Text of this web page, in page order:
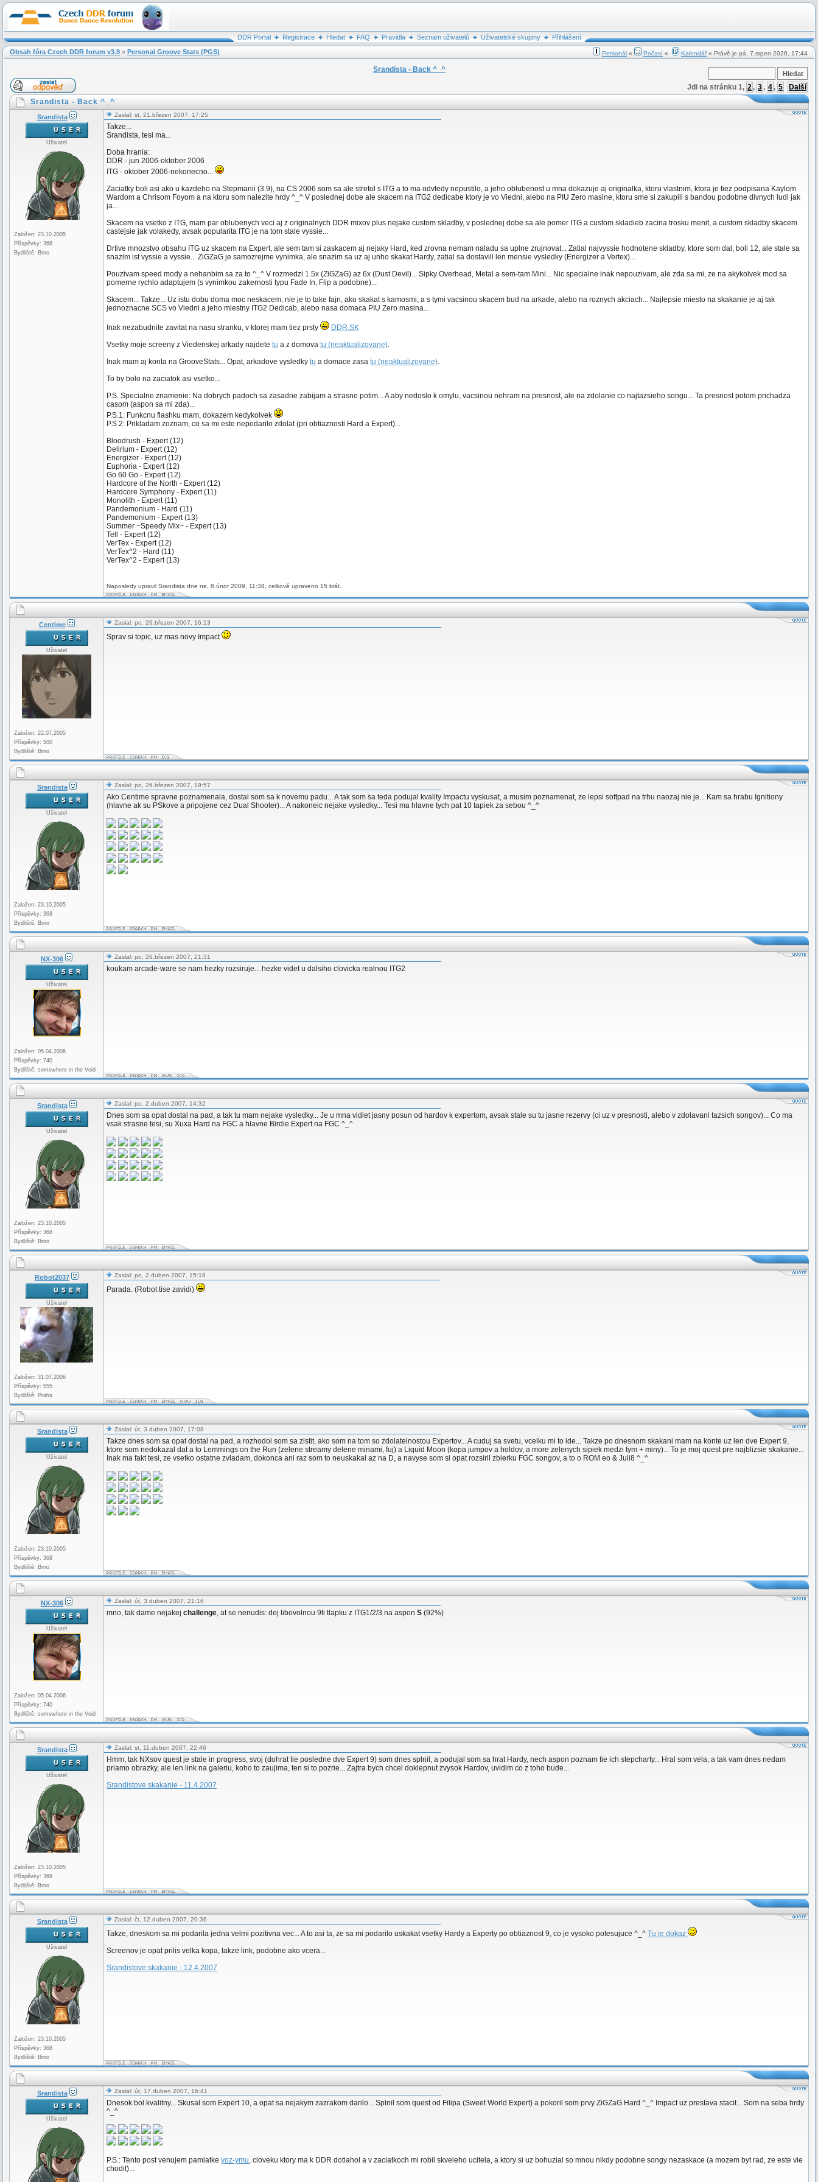
DDR Portal Registrace Hledat FAQ Pravidla Seznam uživatelů Uživatelské skupiny
Přihlášení
Obsah fóra Czech DDR forum v3.9 » Personal Groove Stats (PGS) Personál « Počasí « Kalendář« Právě je pá, 7.srpen 2026, 17:44
Srandista - Back ^_^
Jdi na stránku 1, 2 , 3 , 4 , 5
Další
Srandista - Back ^_^
Srandista
Uživatel
Založen: 23.10.2005
Příspěvky: 368
Bydliště: Brno
Zaslal: st, 21.březen 2007, 17:25
Takze...
Srandista, tesi ma...
Doba hrania:
DDR - jun 2006-oktober 2006
ITG - oktober 2006-nekonecno...
Zaciatky boli asi ako u kazdeho na Stepmanii (3.9), na CS 2006 som sa ale stretol s ITG a to ma odvtedy nepustilo, a jeho oblubenost u mna dokazuje aj originalka, ktoru vlastnim, ktora je tiez podpisana Kaylom
Wardom a Chrisom Foyom a na ktoru som nalezite hrdy ^_^ V poslednej dobe ale skacem na ITG2 dedicabe ktory je vo Viedni, alebo na PIU Zero masine, ktoru sme si zakupili s bandou podobne divnych ludi jak
ja...
Skacem na vsetko z ITG, mam par oblubenych veci aj z originalnych DDR mixov plus nejake custom skladby, v poslednej dobe sa ale pomer ITG a custom skladieb zacina trosku menit, a custom skladby skacem
castejsie jak volakedy, avsak popularita ITG je na tom stale vyssie...
Drtive mnozstvo obsahu ITG uz skacem na Expert, ale sem tam si zaskacem aj nejaky Hard, ked zrovna nemam naladu sa uplne zrujnovat... Zatial najvyssie hodnotene skladby, ktore som dal, boli 12, ale stale sa
snazim ist vyssie a vyssie... ZiGZaG je samozrejme vynimka, ale snazim sa uz aj unho skakat Hardy, zatial sa dostavili len mensie vysledky (Energizer a Vertex)...
Pouzivam speed mody a nehanbim sa za to ^_^ V rozmedzi 1.5x (ZiGZaG) az 6x (Dust Devil)... Sipky Overhead, Metal a sem-tam Mini... Nic specialne inak nepouzivam, ale zda sa mi, ze na akykolvek mod sa
pomerne rychlo adaptujem (s vynimkou zakernosti typu Fade In, Flip a podobne)...
Skacem... Takze... Uz istu dobu doma moc neskacem, nie je to take fajn, ako skakat s kamosmi, a s tymi vacsinou skacem bud na arkade, alebo na roznych akciach... Najlepsie miesto na skakanie je aj tak
jednoznacne SCS vo Viedni a jeho miestny ITG2 Dedicab, alebo nasa domaca PIU Zero masina...
Inak nezabudnite zavitat na nasu stranku, v ktorej mam tiez prsty
DDR.SK
Vsetky moje screeny z Viedenskej arkady najdete tu a z domova tu (neaktualizovane).
Inak mam aj konta na GrooveStats... Opat, arkadove vysledky tu a domace zasa tu (neaktualizovane).
To by bolo na zaciatok asi vsetko...
P.S. Specialne znamenie: Na dobrych padoch sa zasadne zabijam a strasne potim... A aby nedoslo k omylu, vacsinou nehram na presnost, ale na zdolanie co najtazsieho songu... Ta presnost potom prichadza
casom (aspon sa mi zda)...
P.S.1: Funkcnu flashku mam, dokazem kedykolvek
P.S.2: Prikladam zoznam, co sa mi este nepodarilo zdolat (pri obtiaznosti Hard a Expert)...
Bloodrush - Expert (12)
Delirium - Expert (12)
Energizer - Expert (12)
Euphoria - Expert (12)
Go 60 Go - Expert (12)
Hardcore of the North - Expert (12)
Hardcore Symphony - Expert (11)
Monolith - Expert (11)
Pandemonium - Hard (11)
Pandemonium - Expert (13)
Summer ~Speedy Mix~ - Expert (13)
Tell - Expert (12)
VerTex - Expert (12)
VerTex^2 - Hard (11)
VerTex^2 - Expert (13)
Naposledy upravil Srandista dne ne, 8.únor 2009, 11:38, celkově upraveno 15 krát.
Centime
Uživatel
Založen: 22.07.2005
Příspěvky: 500
Bydliště: Brno
Zaslal: po, 26.březen 2007, 16:13
Sprav si topic, uz mas novy Impact
Srandista
Uživatel
Založen: 23.10.2005
Příspěvky: 368
Bydliště: Brno
Zaslal: po, 26.březen 2007, 19:57
Ako Centime spravne poznamenala, dostal som sa k novemu padu... A tak som sa teda podujal kvality Impactu vyskusat, a musim poznamenat, ze lepsi softpad na trhu naozaj nie je... Kam sa hrabu Ignitiony
(hlavne ak su PSkove a pripojene cez Dual Shooter)... A nakoneic nejake vysledky... Tesi ma hlavne tych pat 10 tapiek za sebou ^_^
NX-306
Uživatel
Založen: 05.04.2006
Příspěvky: 740
Bydliště: somewhere in the Void
Zaslal: po, 26.březen 2007, 21:31
koukam arcade-ware se nam hezky rozsiruje... hezke videt u dalsiho clovicka realnou ITG2
Srandista
Uživatel
Založen: 23.10.2005
Příspěvky: 368
Bydliště: Brno
Zaslal: po, 2.duben 2007, 14:32
Dnes som sa opat dostal na pad, a tak tu mam nejake vysledky... Je u mna vidiet jasny posun od hardov k expertom, avsak stale su tu jasne rezervy (ci uz v presnosti, alebo v zdolavani tazsich songov)... Co ma
vsak strasne tesi, su Xuxa Hard na FGC a hlavne Birdie Expert na FGC ^_^
Robot2037
Uživatel
Založen: 31.07.2006
Příspěvky: 555
Bydliště: Praha
Zaslal: po, 2.duben 2007, 15:18
Parada. (Robot tise zavidi)
Srandista
Uživatel
Založen: 23.10.2005
Příspěvky: 368
Bydliště: Brno
Zaslal: út, 3.duben 2007, 17:08
Takze dnes som sa opat dostal na pad, a rozhodol som sa zistit, ako som na tom so zdolatelnostou Expertov... A cuduj sa svetu, vcelku mi to ide... Takze po dnesnom skakani mam na konte uz len dve Expert 9,
ktore som nedokazal dat a to Lemmings on the Run (zelene streamy delene minami, fuj) a Liquid Moon (kopa jumpov a holdov, a more zelenych sipiek medzi tym + miny)... To je moj quest pre najblizsie skakanie...
Inak ma fakt tesi, ze vsetko ostatne zvladam, dokonca ani raz som to neuskakal az na D, a navyse som si opat rozsiril zbierku FGC songov, a to o ROM eo & Juli8 ^_^
NX-306
Uživatel
Založen: 05.04.2006
Příspěvky: 740
Bydliště: somewhere in the Void
Zaslal: út, 3.duben 2007, 21:16
mno, tak dame nejakej challenge, at se nenudis: dej libovolnou 9ti tlapku z ITG1/2/3 na aspon S (92%)
Srandista
Uživatel
Založen: 23.10.2005
Příspěvky: 368
Bydliště: Brno
Zaslal: st, 11.duben 2007, 22:46
Hmm, tak NXsov quest je stale in progress, svoj (dohrat tie posledne dve Expert 9) som dnes splnil, a podujal som sa hrat Hardy, nech aspon poznam tie ich stepcharty... Hral som vela, a tak vam dnes nedam
priamo obrazky, ale len link na galeriu, koho to zaujima, ten si to pozrie... Zajtra bych chcel doklepnut zvysok Hardov, uvidim co z toho bude...
Srandistove skakanie - 11.4.2007
Srandista
Uživatel
Založen: 23.10.2005
Příspěvky: 368
Bydliště: Brno
Zaslal: čt, 12.duben 2007, 20:36
Takze, dneskom sa mi podarila jedna velmi pozitivna vec... A to asi ta, ze sa mi podarilo uskakat vsetky Hardy a Experty po obtiaznost 9, co je vysoko potesujuce ^_^ Tu je dokaz
Screenov je opat prilis velka kopa, takze link, podobne ako vcera...
Srandistove skakanie - 12.4.2007
Srandista
Uživatel
Zaslal: út, 17.duben 2007, 16:41
Dnesok bol kvalitny... Skusal som Expert 10, a opat sa nejakym zazrakom darilo... Splnil som quest od Filipa (Sweet World Expert) a pokoril som prvy ZiGZaG Hard ^_^ Impact uz prestava stacit... Som na seba hrdy
^_^
P.S.: Tento post venujem pamiatke yoz-ymu, cloveku ktory ma k DDR dotiahol a v zaciatkoch mi robil skveleho ucitela, a ktory si uz bohuzial so mnou nikdy podobne songy nezaskace (a mozem byt rad, ze este vie
chodit)...